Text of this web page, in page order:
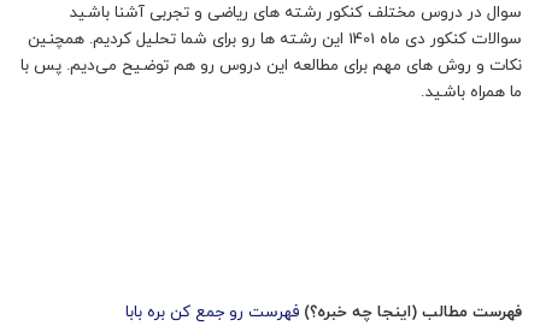
سوال در دروس مختلف کنکور رشته های ریاضی و تجربی آشنا باشید
سوالات کنکور دی ماه 1401 این رشته ها رو برای شما تحلیل کردیم. همچنین
نکات و روش های مهم برای مطالعه این دروس رو هم توضیح می‌دیم. پس با
ما همراه باشید.
فهرست مطالب (اینجا چه خبره؟) فهرست رو جمع کن بره بابا